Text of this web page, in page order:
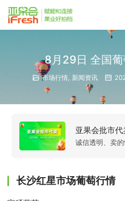
8月29日 全国
市场行情, 新闻资讯
亚果会批市
诚信透明、卖
长沙红星市场葡萄行情